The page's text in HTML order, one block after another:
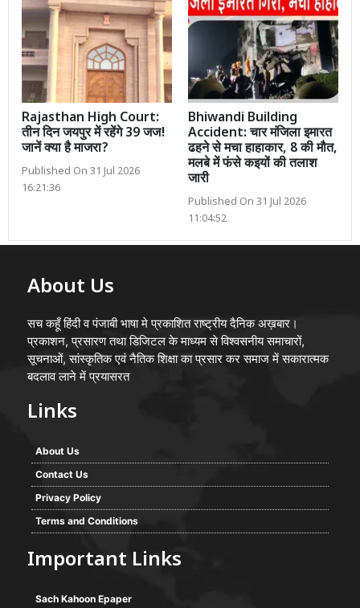
Rajasthan High Court:
तीन दिन जयपुर में रहेंगे 39 जज!
जानें क्या है माजरा?
Published On 31 Jul 2026
16:21:36
Bhiwandi Building
Accident: चार मंजिला इमारत
ढहने से मचा हाहाकार, 8 की मौत,
मलबे में फंसे कइयों की तलाश
जारी
Published On 31 Jul 2026
11:04:52
About Us
सच कहूँ हिंदी व पंजाबी भाषा मे प्रकाशित राष्ट्रीय दैनिक अख़बार।
प्रकाशन, प्रसारण तथा डिजिटल के माध्यम से विश्वसनीय समाचारों,
सूचनाओं, सांस्कृतिक एवं नैतिक शिक्षा का प्रसार कर समाज में सकारात्मक
बदलाव लाने में प्रयासरत
Links
About Us
Contact Us
Privacy Policy
Terms and Conditions
Important Links
Sach Kahoon Epaper